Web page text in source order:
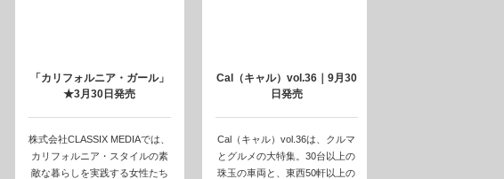
「カリフォルニア・ガール」
★3月30日発売
株式会社CLASSIX MEDIAでは、
カリフォルニア・スタイルの素
敵な暮らしを実践する女性たち
Cal（キャル）vol.36｜9月30
日発売
Cal（キャル）vol.36は、クルマ
とグルメの大特集。30台以上の
珠玉の車両と、東西50軒以上の